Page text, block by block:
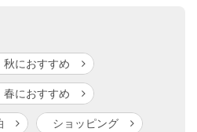
秋におすすめ
春におすすめ
ショッピング